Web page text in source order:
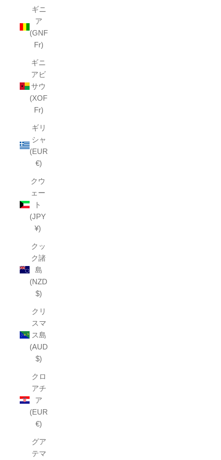
ギニ
ア
(GNF
Fr)
ギニ
アビ
サウ
(XOF
Fr)
ギリ
シャ
(EUR
€)
クウ
ェー
ト
(JPY
¥)
クッ
ク諸
島
(NZD
$)
クリ
スマ
ス島
(AUD
$)
クロ
アチ
ア
(EUR
€)
グア
テマ